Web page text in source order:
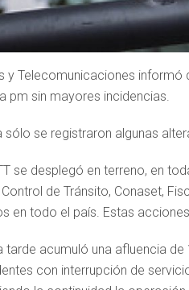
y Telecomunicaciones
pm sin mayores incidencias.
se registraron algunas
se desplegó en terreno, en
de Tránsito, Conaset,
en todo el país. Estas
tarde acumuló una afluencia
con interrupción de